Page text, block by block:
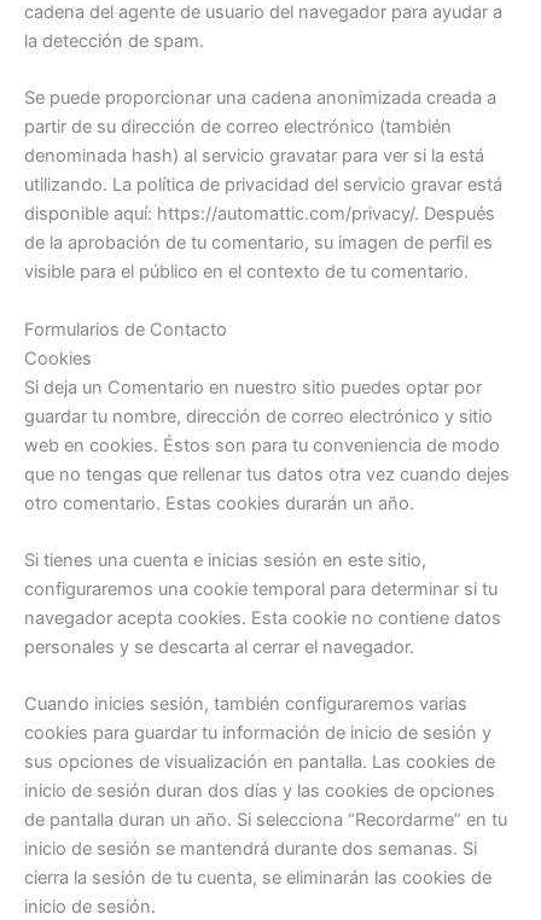
cadena del agente de usuario del navegador para ayudar a
la detección de spam.
Se puede proporcionar una cadena anonimizada creada a
partir de su dirección de correo electrónico (también
denominada hash) al servicio gravatar para ver si la está
utilizando. La política de privacidad del servicio gravar está
disponible aquí: https://automattic.com/privacy/. Después
de la aprobación de tu comentario, su imagen de perfil es
visible para el público en el contexto de tu comentario.
Formularios de Contacto
Cookies
Si deja un Comentario en nuestro sitio puedes optar por
guardar tu nombre, dirección de correo electrónico y sitio
web en cookies. Éstos son para tu conveniencia de modo
que no tengas que rellenar tus datos otra vez cuando dejes
otro comentario. Estas cookies durarán un año.
Si tienes una cuenta e inicias sesión en este sitio,
configuraremos una cookie temporal para determinar si tu
navegador acepta cookies. Esta cookie no contiene datos
personales y se descarta al cerrar el navegador.
Cuando inicies sesión, también configuraremos varias
cookies para guardar tu información de inicio de sesión y
sus opciones de visualización en pantalla. Las cookies de
inicio de sesión duran dos días y las cookies de opciones
de pantalla duran un año. Si selecciona “Recordarme” en tu
inicio de sesión se mantendrá durante dos semanas. Si
cierra la sesión de tu cuenta, se eliminarán las cookies de
inicio de sesión.